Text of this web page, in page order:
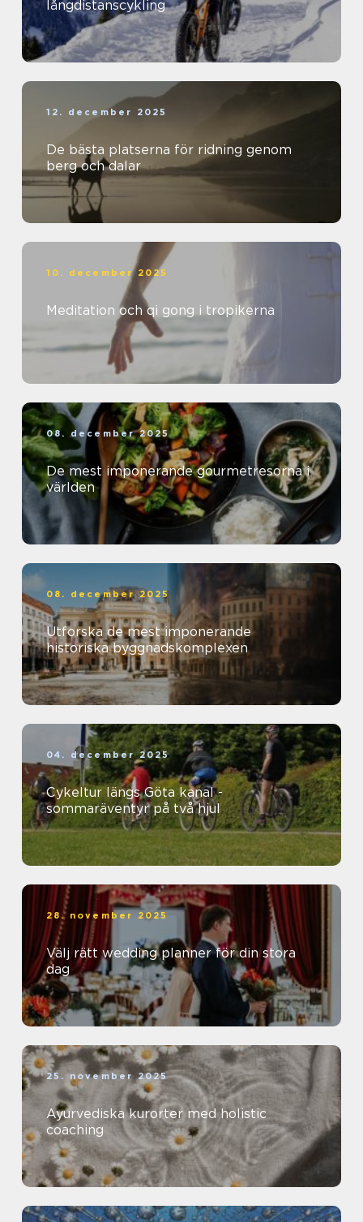
långdistanscykling
12. december 2025
De bästa platserna för ridning genom
berg och dalar
10. december 2025
Meditation och qi gong i tropikerna
08. december 2025
De mest imponerande gourmetresorna i
världen
08. december 2025
Utforska de mest imponerande
historiska byggnadskomplexen
04. december 2025
Cykeltur längs Göta kanal -
sommaräventyr på två hjul
28. november 2025
Välj rätt wedding planner för din stora
dag
25. november 2025
Ayurvediska kurorter med holistic
coaching